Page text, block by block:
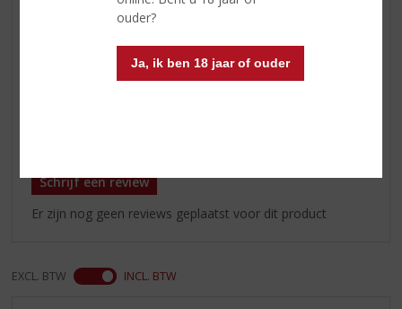
ouder?
Ja, ik ben 18 jaar of ouder
cacao en rijke vruchtencake
Schrijf een review
Er zijn nog geen reviews geplaatst voor dit product
EXCL. BTW INCL. BTW